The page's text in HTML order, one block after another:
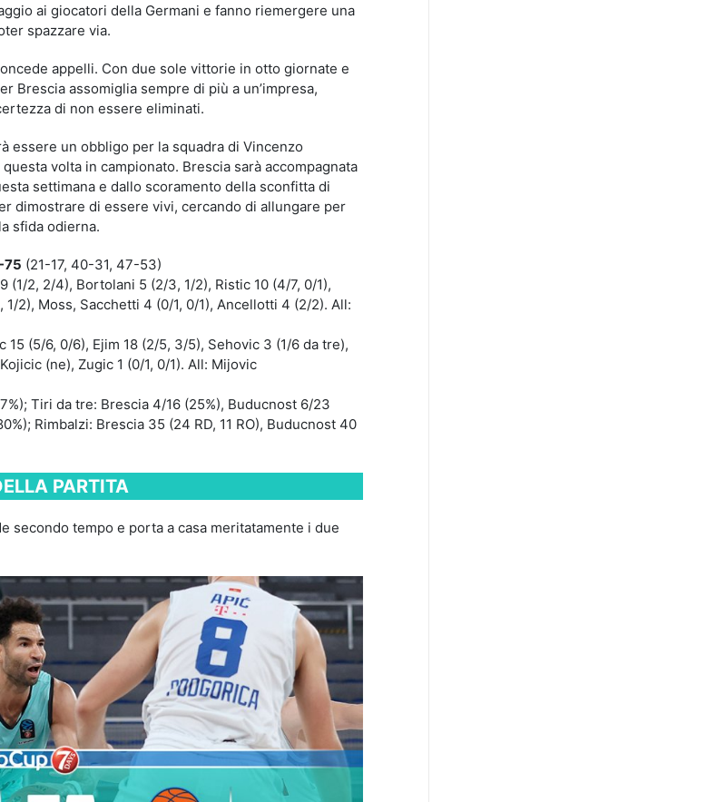
ai giocatori della Germani e fanno riemergere una
spazzare via.
appelli. Con due sole vittorie in otto giornate e
Brescia assomiglia sempre di più a un’impresa,
di non essere eliminati.
essere un obbligo per la squadra di Vincenzo
volta in campionato. Brescia sarà accompagnata
settimana e dallo scoramento della sconfitta di
dimostrare di essere vivi, cercando di allungare per
sfida odierna.
75 (21-17, 40-31, 47-53)
(1/2, 2/4), Bortolani 5 (2/3, 1/2), Ristic 10 (4/7, 0/1),
2), Moss, Sacchetti 4 (0/1, 0/1), Ancellotti 4 (2/2). All:
15 (5/6, 0/6), Ejim 18 (2/5, 3/5), Sehovic 3 (1/6 da tre),
(ne), Zugic 1 (0/1, 0/1). All: Mijovic
Tiri da tre: Brescia 4/16 (25%), Buducnost 6/23
Rimbalzi: Brescia 35 (24 RD, 11 RO), Buducnost 40
PARTITA
secondo tempo e porta a casa meritatamente i due